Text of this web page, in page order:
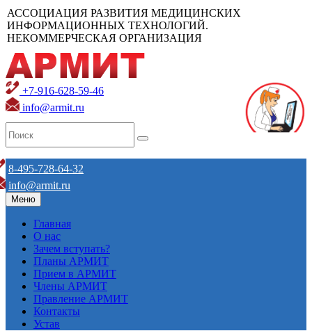
АССОЦИАЦИЯ РАЗВИТИЯ МЕДИЦИНСКИХ
ИНФОРМАЦИОННЫХ ТЕХНОЛОГИЙ.
НЕКОММЕРЧЕСКАЯ ОРГАНИЗАЦИЯ
+7-916-628-59-46
info@armit.ru
8-495-728-64-32
info@armit.ru
Меню
Главная
О нас
Зачем вступать?
Планы АРМИТ
Прием в АРМИТ
Члены АРМИТ
Правление АРМИТ
Контакты
Устав